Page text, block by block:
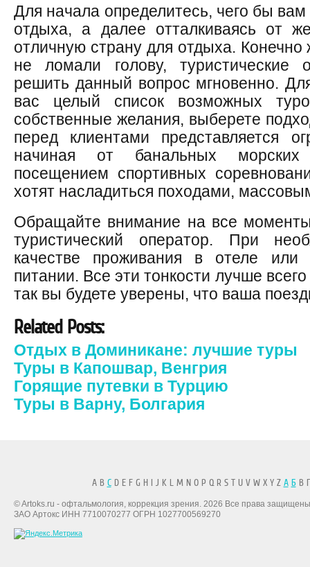
Для начала определитесь, чего бы
отдыха, а далее отталкиваясь от
отличную страну для отдыха.
не ломали голову, туристические
решить данный вопрос мгновенно.
вас целый список возможных
собственные желания, выберете
перед клиентами представляется
начиная от банальных морских
посещением спортивных
хотят насладиться походами,
Обращайте внимание на все
туристический оператор. При
качестве проживания в отеле
питании. Все эти тонкости лучше
так вы будете уверены, что ваша
Related Posts:
Отдых в Доминикане: лучшие туры
Туры в Капошвар, Венгрия
Горящие путевки в Турцию
Туры в Варну, Болгария
A B CD E F G H I J K L M N O P Q R S T U V W X Y Z А БВ
© Artoks.ru - офтальмология, коррекция зрения. 2026 Все права
ЗАО Артокс ИНН 7710070277 ОГРН 1027700569270